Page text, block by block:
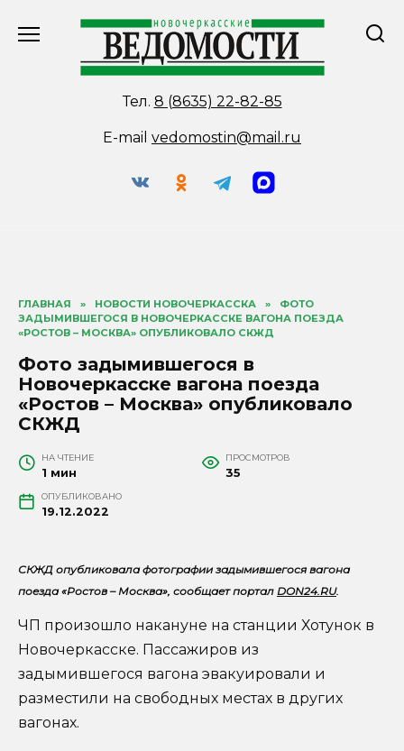
Тел. 8 (8635) 22-82-85
E-mail vedomostin@mail.ru
ГЛАВНАЯ » НОВОСТИ НОВОЧЕРКАССКА »
ФОТО
ЗАДЫМИВШЕГОСЯ В НОВОЧЕРКАССКЕ ВАГОНА ПОЕЗДА
«РОСТОВ – МОСКВА» ОПУБЛИКОВАЛО СКЖД
Фото задымившегося в
Новочеркасске вагона поезда
«Ростов – Москва» опубликовало
СКЖД
НА ЧТЕНИЕ
1 мин
ПРОСМОТРОВ
35
ОПУБЛИКОВАНО
19.12.2022
СКЖД опубликовала фотографии задымившегося вагона
поезда «Ростов – Москва», сообщает портал DON24.RU.
ЧП произошло накануне на станции Хотунок в
Новочеркасске. Пассажиров из
задымившегося вагона эвакуировали и
разместили на свободных местах в других
вагонах.